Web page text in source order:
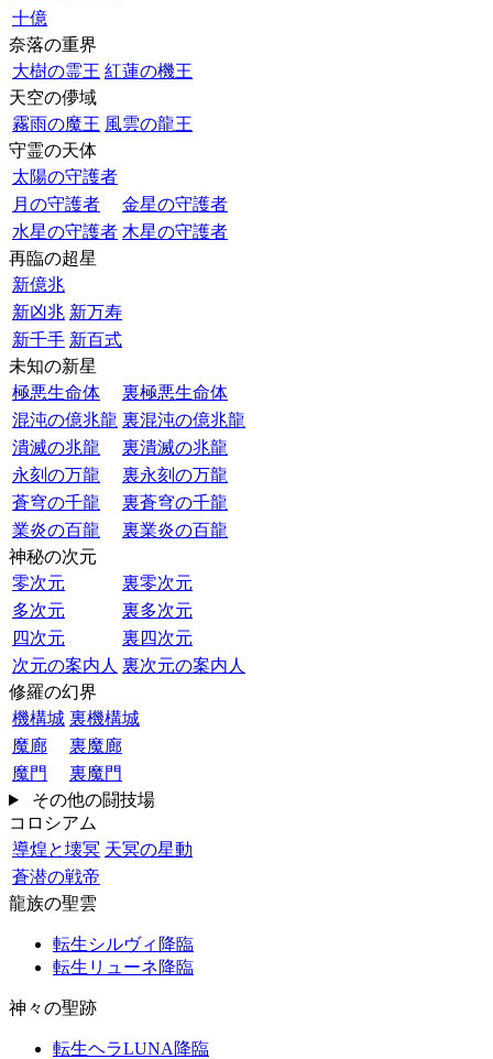
十億
奈落の重界
大樹の霊王 紅蓮の機王
天空の儚域
霧雨の魔王 風雲の龍王
守霊の天体
太陽の守護者
月の守護者
金星の守護者
水星の守護者 木星の守護者
再臨の超星
新億兆
新凶兆 新万寿
新千手 新百式
未知の新星
極悪生命体
裏極悪生命体
混沌の億兆龍 裏混沌の億兆龍
潰滅の兆龍
裏潰滅の兆龍
永刻の万龍
裏永刻の万龍
蒼穹の千龍
裏蒼穹の千龍
業炎の百龍
裏業炎の百龍
神秘の次元
零次元
裏零次元
多次元
裏多次元
四次元
裏四次元
次元の案内人 裏次元の案内人
修羅の幻界
機構城 裏機構城
魔廊
裏魔廊
魔門
裏魔門
その他の闘技場
コロシアム
導煌と壊冥 天冥の星動
蒼潜の戦帝
龍族の聖雲
転生シルヴィ降臨
転生リューネ降臨
神々の聖跡
転生ヘラLUNA降臨